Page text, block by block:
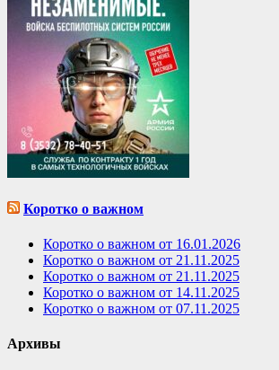
Коротко о важном
Коротко о важном от 16.01.2026
Коротко о важном от 21.11.2025
Коротко о важном от 21.11.2025
Коротко о важном от 14.11.2025
Коротко о важном от 07.11.2025
Архивы